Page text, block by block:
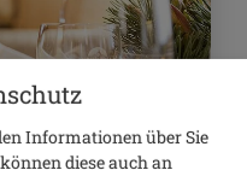
Informationen über Sie
diese auch an